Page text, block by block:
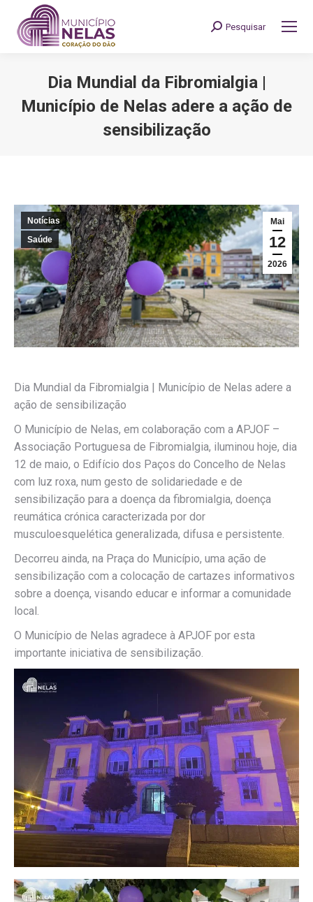
Search:
Pesquisar
Dia Mundial da Fibromialgia |
Município de Nelas adere a ação de
sensibilização
Mai
12
2026
Notícias
Saúde
Dia Mundial da Fibromialgia | Município de Nelas adere a
ação de sensibilização
O Município de Nelas, em colaboração com a APJOF –
Associação Portuguesa de Fibromialgia, iluminou hoje, dia
12 de maio, o Edifício dos Paços do Concelho de Nelas
com luz roxa, num gesto de solidariedade e de
sensibilização para a doença da fibromialgia, doença
reumática crónica caracterizada por dor
musculoesquelética generalizada, difusa e persistente.
Decorreu ainda, na Praça do Município, uma ação de
sensibilização com a colocação de cartazes informativos
sobre a doença, visando educar e informar a comunidade
local.
O Município de Nelas agradece à APJOF por esta
importante iniciativa de sensibilização.